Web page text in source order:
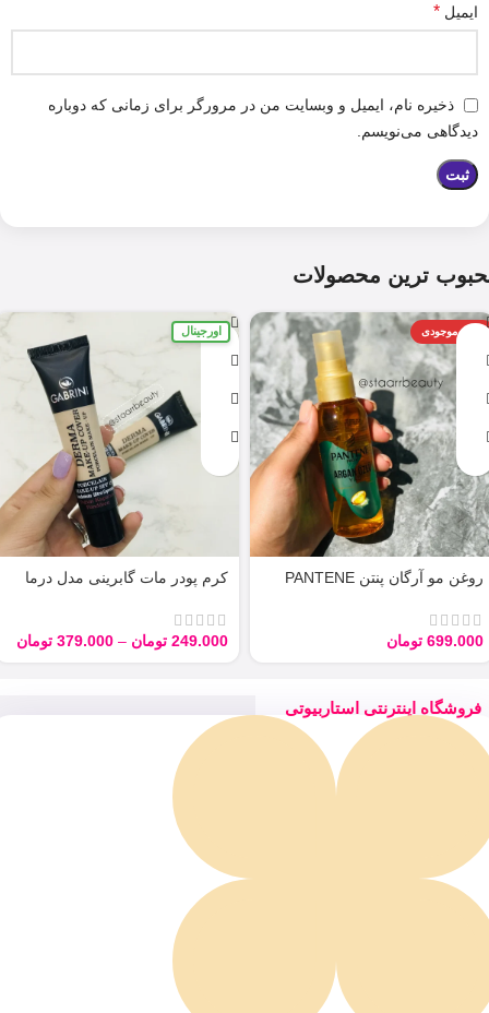
ایمیل *
ذخیره نام، ایمیل و وبسایت من در مرورگر برای زمانی که دوباره
دیدگاهی می‌نویسم.
ترین محصولات
اتمام موجودی
روغن مو آرگان پنتن PANTENE
699.000 تومان
اورجینال
کرم پودر مات گابرینی مدل درما
249.000 تومان –
379.000 تومان
فروشگاه اینترنتی استاربیوتی